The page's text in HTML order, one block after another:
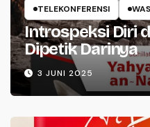
TELEKONFERENSI
Introspeksi Diri
Dipetik Darinya
3 JUNI 2025